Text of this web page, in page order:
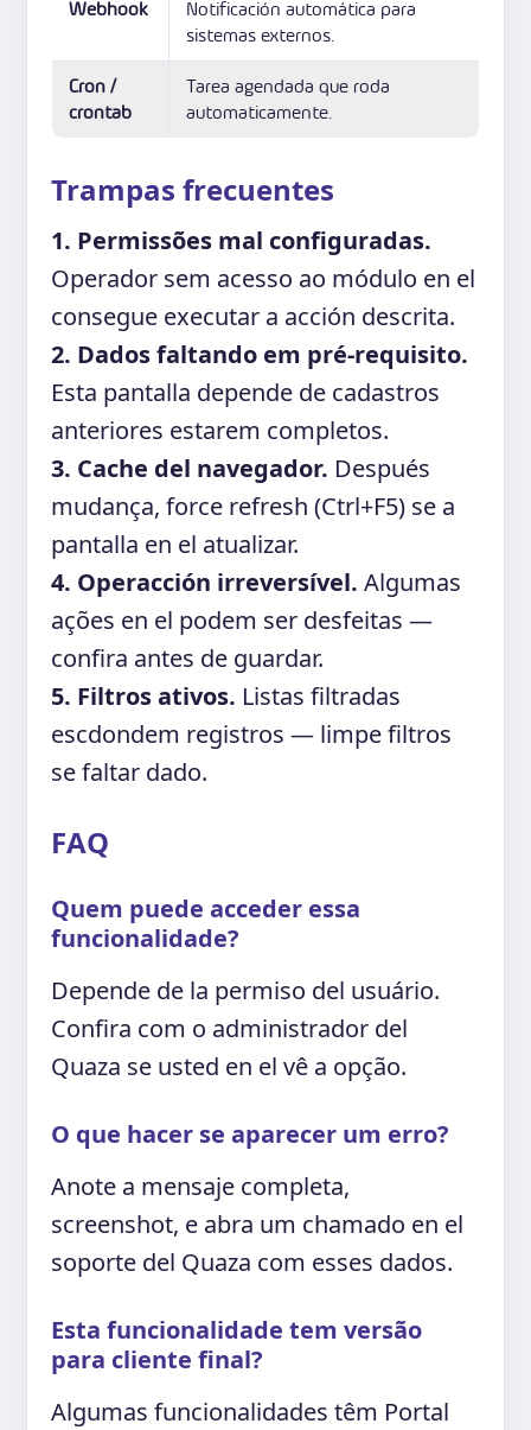
Webhook
Notificación automática para
sistemas externos.
Cron /
crontab
Tarea agendada que roda
automaticamente.
Trampas frecuentes
1. Permissões mal configuradas.
Operador sem acesso ao módulo en el
consegue executar a acción descrita.
2. Dados faltando em pré-requisito.
Esta pantalla depende de cadastros
anteriores estarem completos.
3. Cache del navegador. Después
mudança, force refresh (Ctrl+F5) se a
pantalla en el atualizar.
4. Operacción irreversível. Algumas
ações en el podem ser desfeitas —
confira antes de guardar.
5. Filtros ativos. Listas filtradas
escdondem registros — limpe filtros
se faltar dado.
FAQ
Quem puede acceder essa
funcionalidade?
Depende de la permiso del usuário.
Confira com o administrador del
Quaza se usted en el vê a opção.
O que hacer se aparecer um erro?
Anote a mensaje completa,
screenshot, e abra um chamado en el
soporte del Quaza com esses dados.
Esta funcionalidade tem versão
para cliente final?
Algumas funcionalidades têm Portal